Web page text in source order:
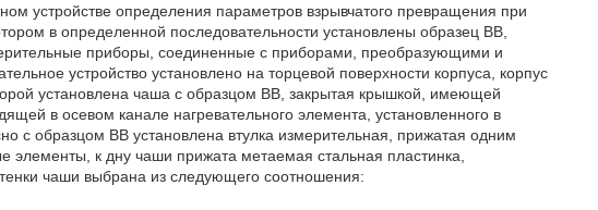
устройстве определения параметров взрывчатого превращения при
в определенной последовательности установлены образец ВВ,
приборы, соединенные с приборами, преобразующими и
устройство установлено на торцевой поверхности корпуса, корпус
установлена чаша с образцом ВВ, закрытая крышкой, имеющей
в осевом канале нагревательного элемента, установленного в
с образцом ВВ установлена втулка измерительная, прижатая одним
элементы, к дну чаши прижата метаемая стальная пластинка,
чаши выбрана из следующего соотношения: